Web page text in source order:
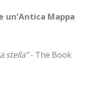
un’Antica Mappa
stella”- The Book